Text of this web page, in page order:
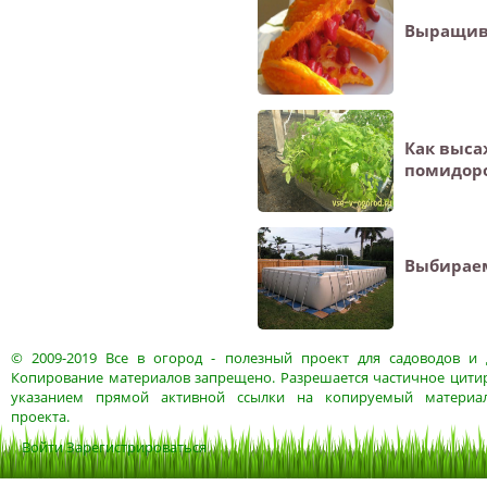
Как
© 2009-2019 Все в огород- полезный проект для садоводов и
Копирование материалов запрещено. Разрешается частичное
указанием прямой активной ссылки на копируемый
проекта.
ВойтиЗарегистрироваться